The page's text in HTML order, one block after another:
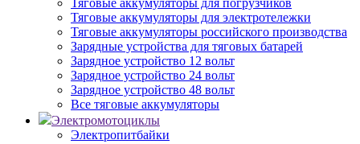
Тяговые аккумуляторы для погрузчиков
Тяговые аккумуляторы для электротележки
Тяговые аккумуляторы российского производства
Зарядные устройства для тяговых батарей
Зарядное устройство 12 вольт
Зарядное устройство 24 вольт
Зарядное устройство 48 вольт
Все тяговые аккумуляторы
Электромотоциклы
Электропитбайки